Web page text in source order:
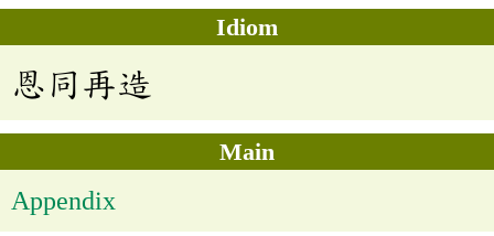
Idiom
恩同再造
Main
Appendix